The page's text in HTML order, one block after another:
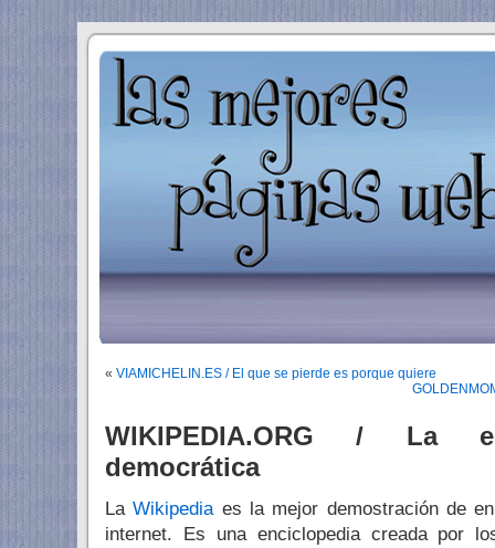
« VIAMICHELIN.ES / El que se pierde es porque quiere
WIKIPEDIA.ORG / La
democrática
LaWikipediaes la mejor demostración de
internet. Es una enciclopedia creada por